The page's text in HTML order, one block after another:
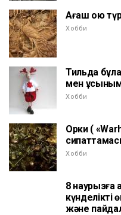
Ағаш ою
Хобби
Тильда
мен
Хобби
Орки (
Хобби
8 наурызға
күнделікті
және